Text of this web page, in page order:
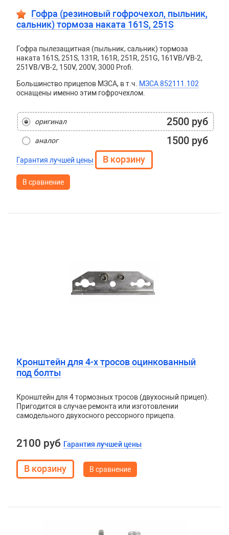
Гофра (резиновый гофрочехол, пыльник,
сальник) тормоза наката 161S, 251S
Гофра пылезащитная (пыльник, сальник) тормоза
наката 161S, 251S, 131R, 161R, 251R, 251G, 161VB/VB-2,
251VB/VB-2, 150V, 200V, 3000 Profi.
Большинство прицепов МЗСА, в т.ч.
МЗСА 852111.102
оснащены именно этим гофрочехлом.
оригинал 2500 руб
аналог 1500 руб
Гарантия лучшей цены
В сравнение
Кронштейн для 4-х тросов оцинкованный
под болты
Кронштейн для 4 тормозных тросов (двухосный прицеп).
Пригодится в случае ремонта или изготовлении
самодельного двухосного рессорного прицепа.
2100 руб Гарантия лучшей цены
В сравнение